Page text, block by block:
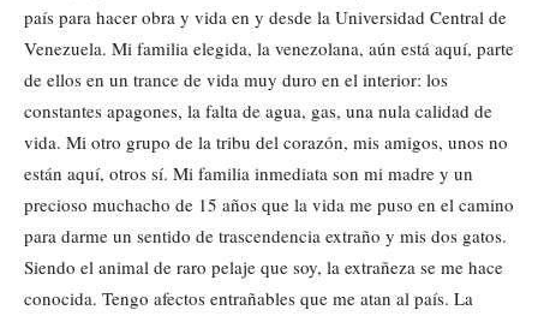
país para hacer obra y vida en y desde la Universidad Central de
Venezuela. Mi familia elegida, la venezolana, aún está aquí, parte
de ellos en un trance de vida muy duro en el interior: los
constantes apagones, la falta de agua, gas, una nula calidad de
vida. Mi otro grupo de la tribu del corazón, mis amigos, unos no
están aquí, otros sí. Mi familia inmediata son mi madre y un
precioso muchacho de 15 años que la vida me puso en el camino
para darme un sentido de trascendencia extraño y mis dos gatos.
Siendo el animal de raro pelaje que soy, la extrañeza se me hace
conocida. Tengo afectos entrañables que me atan al país. La